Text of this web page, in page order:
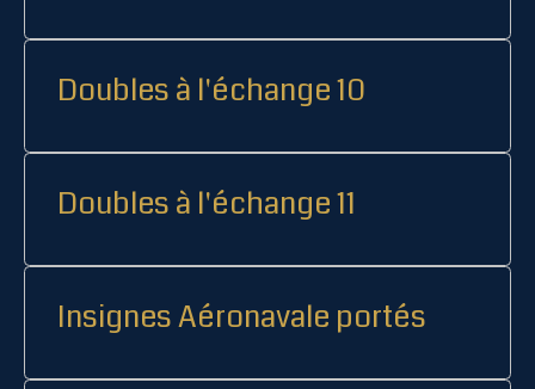
Doubles à l'échange 10
Doubles à l'échange 11
Insignes Aéronavale portés